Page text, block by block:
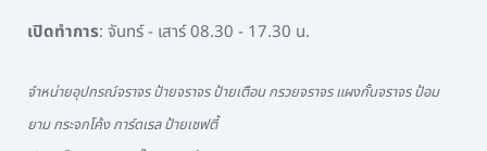
เปิดทำการ: จันทร์ - เสาร์ 08.30 - 17.30 น.
จำหน่ายอุปกรณ์จราจร ป้ายจราจร ป้ายเตือน กรวยจราจร แผงกั้นจราจร ป้อม
ยาม กระจกโค้ง การ์ดเรล ป้ายเซฟตี้